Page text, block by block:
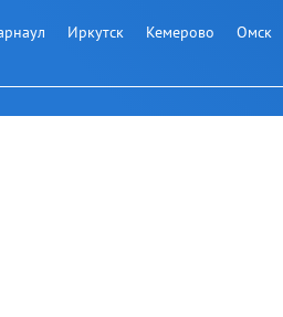
Иркутск Кемерово Омск